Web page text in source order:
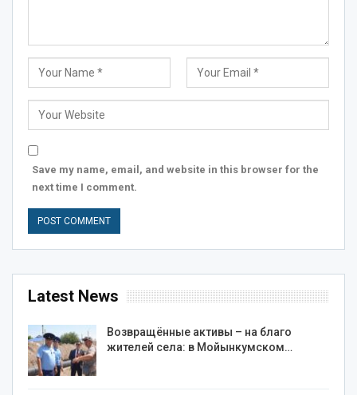
Save my name, email, and website in this browser for the
next time I comment.
Latest News
Возвращённые активы – на благо
жителей села: в Мойынкумском…